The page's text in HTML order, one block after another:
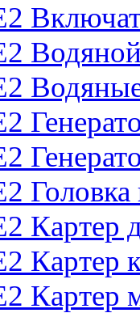
Водяной
Головка
Картер
Картер
Картер